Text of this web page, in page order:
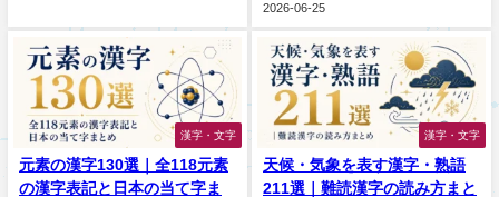
2026-06-25
漢字・文字
元素の漢字130選｜全118元素
の漢字表記と日本の当て字ま
漢字・文字
天候・気象を表す漢字・熟語
211選｜難読漢字の読み方まと